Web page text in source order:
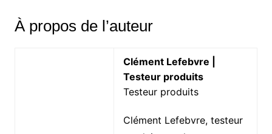
À propos de l’auteur
Clément Lefebvre |
Testeur produits
Testeur produits
Clément Lefebvre, testeur